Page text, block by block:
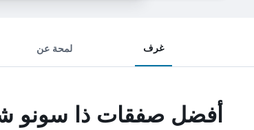
غرف لمحة عن
أفضل صفقات ذا سونو